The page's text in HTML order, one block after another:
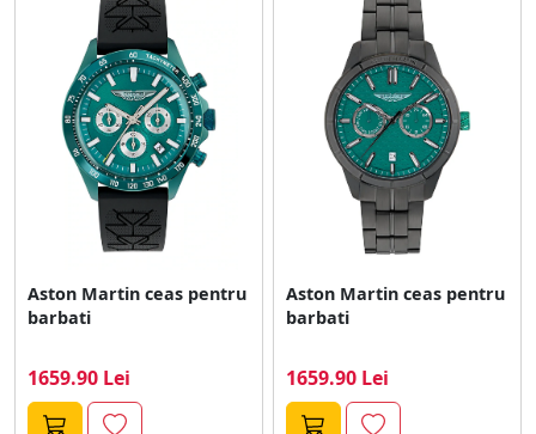
Aston Martin ceas pentru
barbati
1659.90 Lei
Aston Martin ceas pentru
barbati
1659.90 Lei